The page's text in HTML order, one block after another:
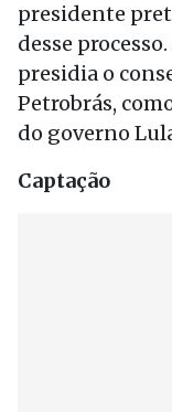
presidente
desse
presidia o
Petrobrás,
do governo
Captação